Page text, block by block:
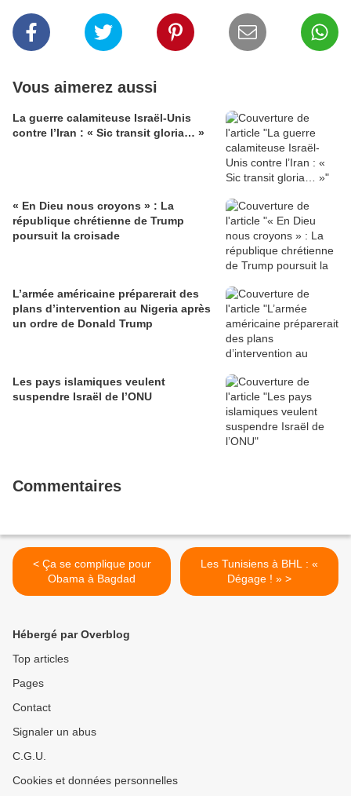
Vous aimerez aussi
La guerre calamiteuse Israël-Unis
contre l’Iran : « Sic transit gloria… »
« En Dieu nous croyons » : La
république chrétienne de Trump
poursuit la croisade
L’armée américaine préparerait des
plans d’intervention au Nigeria après
un ordre de Donald Trump
Les pays islamiques veulent
suspendre Israël de l’ONU
Commentaires
< Ça se complique pour
Obama à Bagdad
Les Tunisiens à BHL : «
Dégage ! » >
Hébergé par Overblog
Top articles
Pages
Contact
Signaler un abus
C.G.U.
Cookies et données personnelles